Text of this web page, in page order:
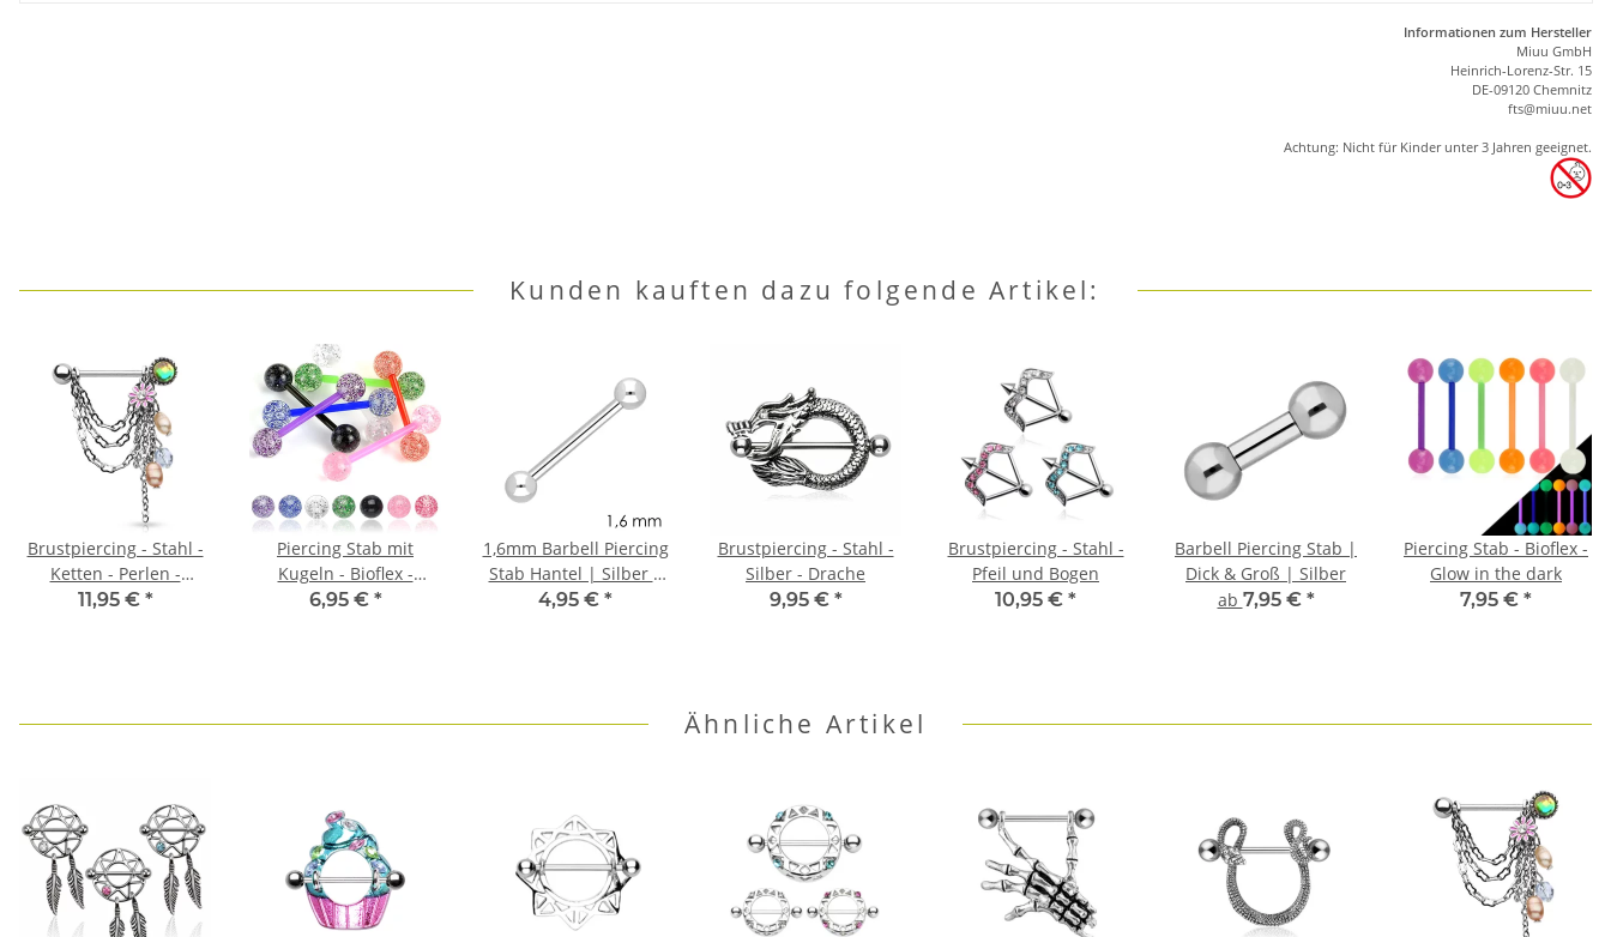
Informationen zum Hersteller
Miuu GmbH
Heinrich-Lorenz-Str. 15
DE-09120 Chemnitz
fts@miuu.net
Achtung: Nicht für Kinder unter 3 Jahren geeignet.
Kunden kauften dazu folgende Artikel:
Brustpiercing - Stahl -
Ketten - Perlen -
Kristalle
11,95 € *
Piercing Stab mit
Kugeln - Bioflex -
Glitzer
6,95 € *
1,6mm Barbell Piercing
Stab Hantel | Silber |
Chirurgenstahl | 5mm-
4,95 € *
Brustpiercing - Stahl -
Silber - Drache
9,95 € *
Brustpiercing - Stahl -
Pfeil und Bogen
10,95 € *
Barbell Piercing Stab |
Dick & Groß | Silber
ab 7,95 € *
Piercing Stab - Bioflex -
Glow in the dark
7,95 € *
Ähnliche Artikel